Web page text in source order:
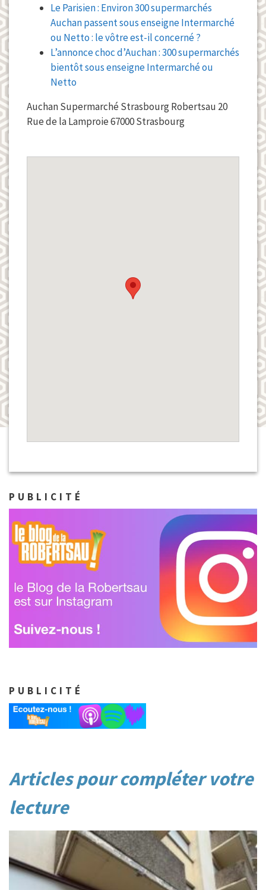
Le Parisien : Environ 300 supermarchés
Auchan passent sous enseigne Intermarché
ou Netto : le vôtre est-il concerné ?
L’annonce choc d’Auchan : 300 supermarchés
bientôt sous enseigne Intermarché ou
Netto
Auchan Supermarché Strasbourg Robertsau 20
Rue de la Lamproie 67000 Strasbourg
PUBLICITÉ
PUBLICITÉ
Post
navigation
Articles pour compléter votre
lecture